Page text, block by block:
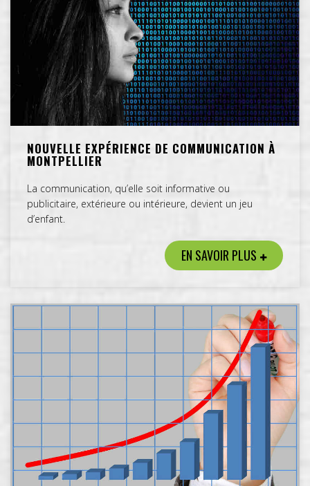
NOUVELLE EXPÉRIENCE DE COMMUNICATION À
MONTPELLIER
La communication, qu’elle soit informative ou
publicitaire, extérieure ou intérieure, devient un jeu
d’enfant.
EN SAVOIR PLUS